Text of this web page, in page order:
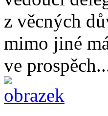
z věcných
mimo jiné
ve